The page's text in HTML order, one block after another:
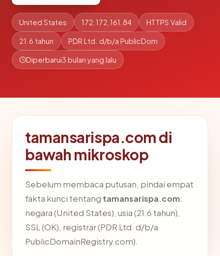
United States 172.172.161.84 HTTPS Valid
21.6 tahun PDR Ltd. d/b/a PublicDom
Diperbarui3 bulan yang lalu
tamansarispa.com di
bawah mikroskop
Sebelum membaca putusan, pindai empat
fakta kunci tentang tamansarispa.com:
negara (United States), usia (21.6 tahun),
SSL (OK), registrar (PDR Ltd. d/b/a
PublicDomainRegistry.com).